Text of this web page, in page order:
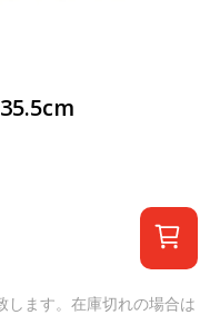
します。在庫切れの場合は